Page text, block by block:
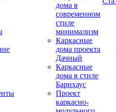
дома в
современном
стиле
минимализм
Каркасные
дома проекта
Дачный
Каркасные
дома в стиле
Барнхаус
Проект
каркасно-